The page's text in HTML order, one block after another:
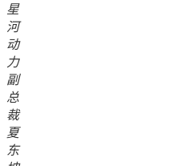
星
河
动
力
副
总
裁
夏
东